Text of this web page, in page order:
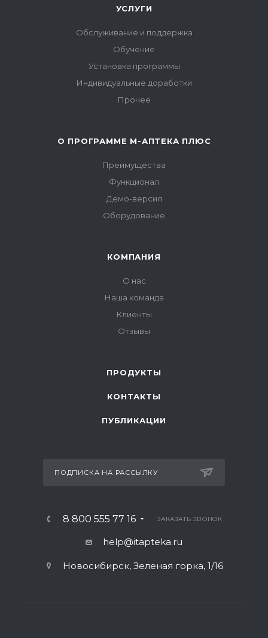
УСЛУГИ
Обслуживание и поддержка
Обучение
Установка программы
Индивидуальные доработки
Прочее
О ПРОГРАММЕ М-АПТЕКА ПЛЮС
Преимущества
Функционал
Демо-версия
Оборудование
КОМПАНИЯ
О нас
Наша команда
Клиенты
Отзывы
ПРОДУКТЫ
КОНТАКТЫ
ПУБЛИКАЦИИ
ПОДПИСКА НА РАССЫЛКУ
8 800 555 77 16 ЗАКАЗАТЬ ЗВОНОК
help@itapteka.ru
Новосибирск, Зеленая горка, 1/16